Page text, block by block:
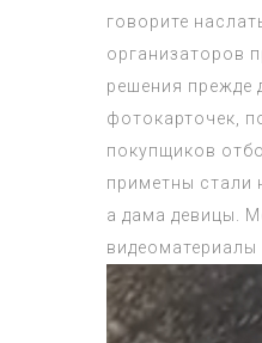
говорите
организаторов
решения прежде
фотокарточек,
покупщиков
приметны стали
а дама девицы.
видеоматериалы